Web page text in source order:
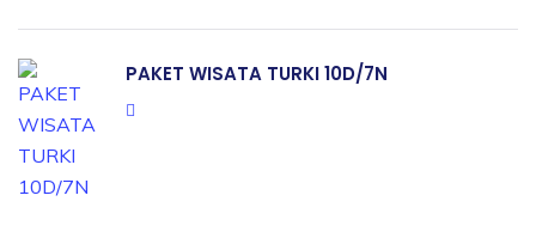
PAKET WISATA TURKI 10D/7N